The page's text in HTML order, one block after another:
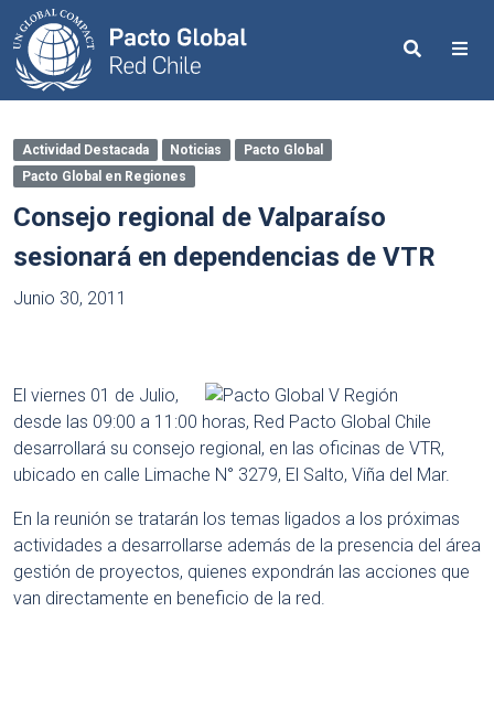
Search
Actividad Destacada Noticias
Pacto Global
Pacto Global en Regiones
Consejo regional de Valparaíso
sesionará en dependencias de VTR
Junio 30, 2011
El viernes 01 de Julio,
desde las 09:00 a 11:00 horas, Red Pacto Global Chile
desarrollará su consejo regional, en las oficinas de VTR,
ubicado en calle Limache N° 3279, El Salto, Viña del Mar.
En la reunión se tratarán los temas ligados a los próximas
actividades a desarrollarse además de la presencia del área
gestión de proyectos, quienes expondrán las acciones que
van directamente en beneficio de la red.